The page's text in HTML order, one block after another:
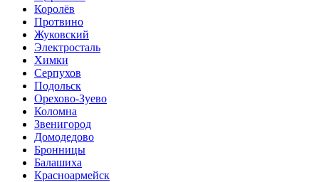
Королёв
Протвино
Жуковский
Электросталь
Химки
Серпухов
Подольск
Орехово-Зуево
Коломна
Звенигород
Домодедово
Бронницы
Балашиха
Красноармейск